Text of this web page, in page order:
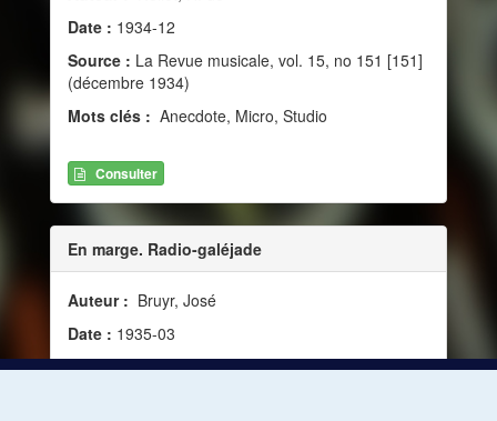
Date : 1934-12
Source : La Revue musicale, vol. 15, no 151 [151]
(décembre 1934)
Mots clés : Anecdote, Micro, Studio
Consulter
En marge. Radio-galéjade
Auteur : Bruyr, José
Date : 1935-03
Source :La Revue musicale, vol. 16, no 154 [154]